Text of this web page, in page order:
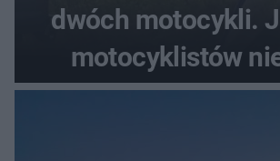
dwóch motocykli.
motocyklistów